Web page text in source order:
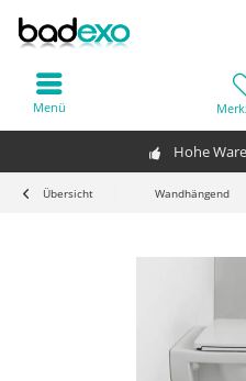
Hohe
Menü
Übersicht Wandhängend